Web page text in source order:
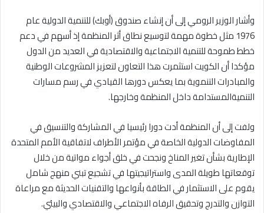
وأشار الوزير الرومي إلى أن إنشاء صندوق (أوبك) للتنمية الدولية عام
1976 مثل خطوة مهمة لتوسيع نطاق أثر المنظمة إذ أسهم في دعم
خطط طموحة للتنمية الاجتماعية والاقتصادية في العديد من الدول
مؤكدا أن الكويت استثمرت هذا التعاون لتعزيز المشروعات الوطنية
والمبادرات التنموية بما يعكس دورها القيادي في رسم مسارات
التنميةالمستدامة داخل المنظمة وخارجها.
ولفت إلى أن المنظمة أدت دورا رئيسيا في المشاركة والتنسيق في
المفاوضات الدولية الخاصة في مؤتمر الأطراف لاتفاقية الأمم المتحدة
الإطارية بشأن تغير المناخ ونجحت في خلق أجواء مواتية من خلال
توقعاتها طويلة المدى واستراتيجيتها في تشجيع تبني منهج شامل
يقوم على الاستثمار في الطاقة بأنواعها والتقنيات الحديثة مع مراعاة
التوازن والتدرج وتحقيق الرفاه الاجتماعي والاقتصادي والبيئي.